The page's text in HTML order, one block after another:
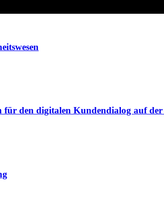
für den digitalen Kundendialog auf